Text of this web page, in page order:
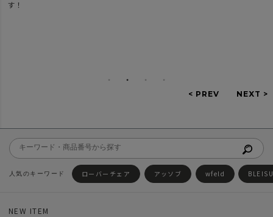
ローバーチェア アッソブ wfeld
NEW ITEM